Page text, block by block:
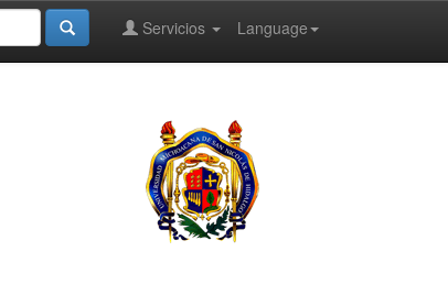
Language
Servicios